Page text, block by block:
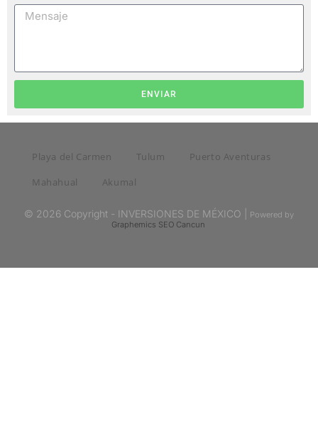
ENVIAR
Playa del Carmen Tulum
Puerto Aventuras
Mahahual
Akumal
© 2026 Copyright - INVERSIONES DE MÉXICO |
Powered by
Graphemics SEO Cancun